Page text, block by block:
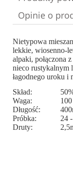
Opinie o
Nietypowa
lekkie, wiosenno-
alpaki, połączona
nieco rustykalnym
łagodnego uroku i
Skład:
Waga:
Długość:
Próbka:
24
Druty: